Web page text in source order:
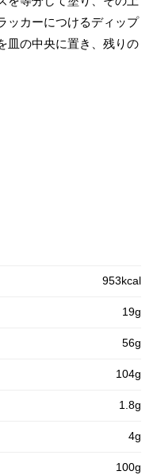
ッカーにつけるディップ
皿の中央に置き、残りの
953kcal
19g
56g
104g
1.8g
4g
100g